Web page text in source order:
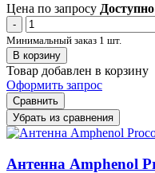
Цена по запросу
-
Минимальный заказ 1 шт.
В корзину
Товар добавлен в корзину
Оформить запрос
Сравнить
Убрать из сравнения
Антенна Amphenol